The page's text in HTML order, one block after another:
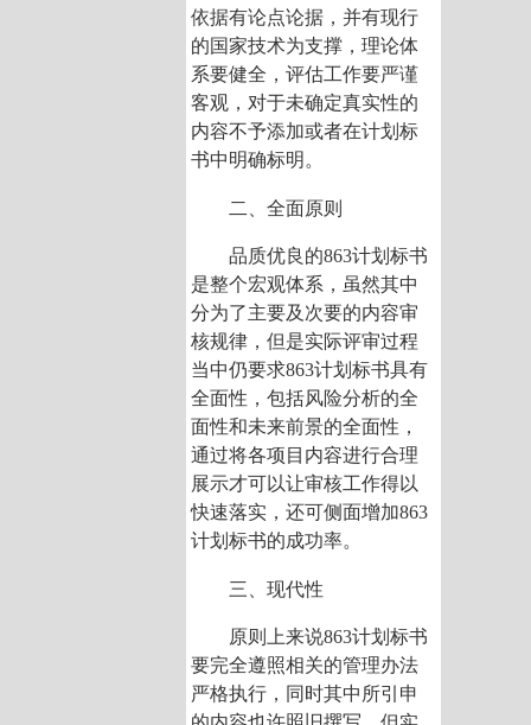
依据有论点论据，并有现行
的国家技术为支撑，理论体
系要健全，评估工作要严谨
客观，对于未确定真实性的
内容不予添加或者在计划标
书中明确标明。
二、全面原则
品质优良的863计划标书
是整个宏观体系，虽然其中
分为了主要及次要的内容审
核规律，但是实际评审过程
当中仍要求863计划标书具有
全面性，包括风险分析的全
面性和未来前景的全面性，
通过将各项目内容进行合理
展示才可以让审核工作得以
快速落实，还可侧面增加863
计划标书的成功率。
三、现代性
原则上来说863计划标书
要完全遵照相关的管理办法
严格执行，同时其中所引申